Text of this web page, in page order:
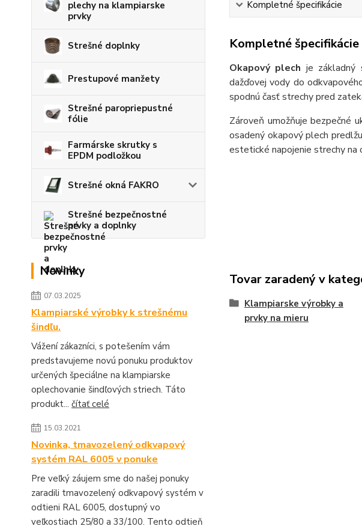
plechy na klampiarske
prvky
Strešné doplnky
Prestupové manžety
Strešné paropriepustné
fólie
Farmárske skrutky s
EPDM podložkou
Strešné okná FAKRO
Strešné bezpečnostné
prvky a doplnky
Novinky
07.03.2025
Klampiarské výrobky k strešnému
šindľu.
Vážení zákazníci, s potešením vám
predstavujeme novú ponuku produktov
určených špeciálne na klampiarske
oplechovanie šindľových striech. Táto
produkt... čítať celé
15.03.2021
Novinka, tmavozelený odkvapový
systém RAL 6005 v ponuke
Pre veľký záujem sme do našej ponuky
zaradili tmavozelený odkvapový systém v
odtieni RAL 6005, dostupný vo
veľkostiach 25/80 a 33/100. Tento odtieň
Kompletné špecifikácie
Kompletné špecifikácie
Okapový plech je základný
dažďovej vody do
spodnú časť strechy pred
Zároveň umožňuje bezpečné
osadený okapový plech
estetické napojenie strechy na
Tovar zaradený v
Klampiarske výrobky a
prvky na mieru